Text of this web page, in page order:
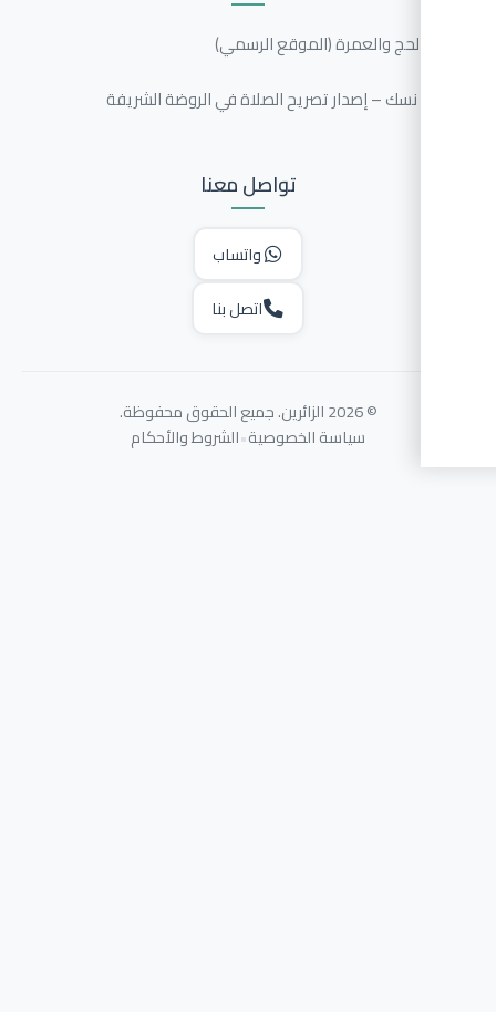
والعمرة (الموقع الرسمي)
– إصدار تصريح الصلاة في الروضة الشريفة
تواصل معنا
سياسة الخصوصية•الشروط والأحكام